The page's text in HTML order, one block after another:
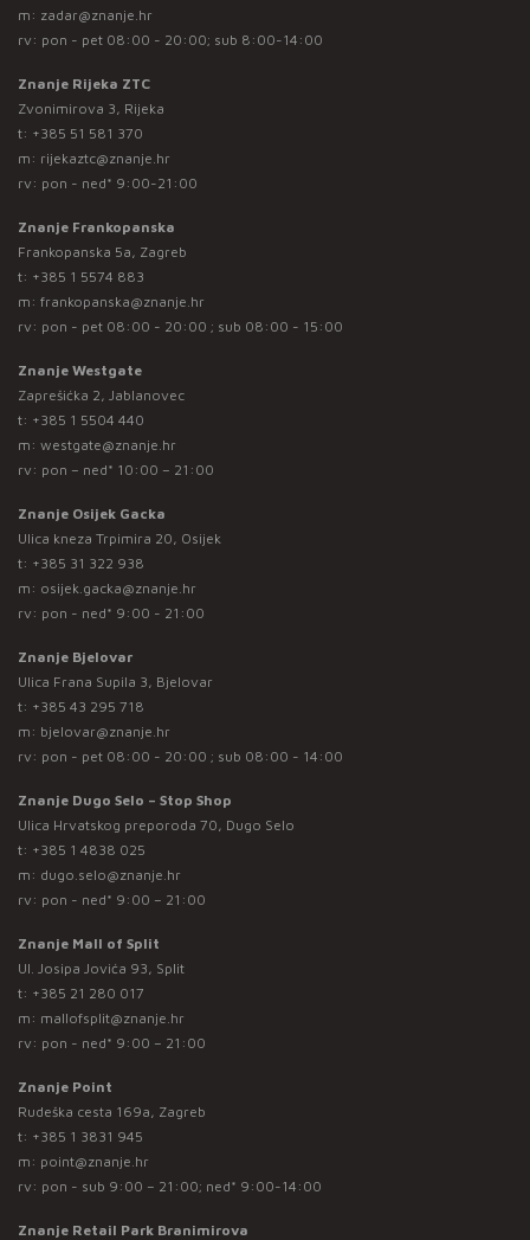
m: zadar@znanje.hr
rv: pon - pet 08:00 - 20:00; sub 8:00-14:00
Znanje Rijeka ZTC
Zvonimirova 3, Rijeka
t: +385 51 581 370
m: rijekaztc@znanje.hr
rv: pon - ned* 9:00-21:00
Znanje Frankopanska
Frankopanska 5a, Zagreb
t: +385 1 5574 883
m: frankopanska@znanje.hr
rv: pon - pet 08:00 - 20:00 ; sub 08:00 - 15:00
Znanje Westgate
Zaprešićka 2, Jablanovec
t: +385 1 5504 440
m: westgate@znanje.hr
rv: pon – ned* 10:00 – 21:00
Znanje Osijek Gacka
Ulica kneza Trpimira 20, Osijek
t: +385 31 322 938
m: osijek.gacka@znanje.hr
rv: pon - ned* 9:00 - 21:00
Znanje Bjelovar
Ulica Frana Supila 3, Bjelovar
t: +385 43 295 718
m: bjelovar@znanje.hr
rv: pon - pet 08:00 - 20:00 ; sub 08:00 - 14:00
Znanje Dugo Selo – Stop Shop
Ulica Hrvatskog preporoda 70, Dugo Selo
t: +385 1 4838 025
m: dugo.selo@znanje.hr
rv: pon - ned* 9:00 – 21:00
Znanje Mall of Split
Ul. Josipa Jovića 93, Split
t: +385 21 280 017
m: mallofsplit@znanje.hr
rv: pon - ned* 9:00 – 21:00
Znanje Point
Rudeška cesta 169a, Zagreb
t: +385 1 3831 945
m: point@znanje.hr
rv: pon - sub 9:00 – 21:00; ned* 9:00-14:00
Znanje Retail Park Branimirova